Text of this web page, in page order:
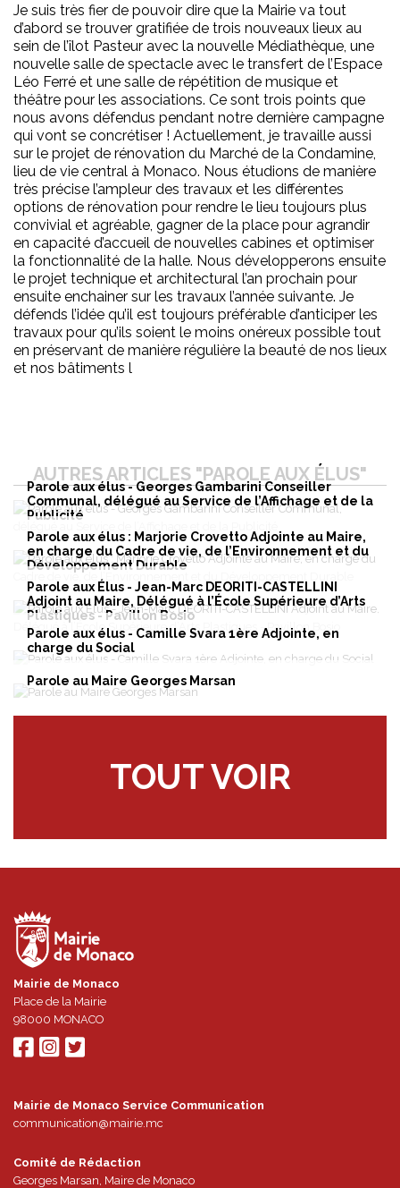
Je suis très fier de pouvoir dire que la Mairie va tout
d’abord se trouver gratifiée de trois nouveaux lieux au
sein de l’îlot Pasteur avec la nouvelle Médiathèque, une
nouvelle salle de spectacle avec le transfert de l’Espace
Léo Ferré et une salle de répétition de musique et
théâtre pour les associations. Ce sont trois points que
nous avons défendus pendant notre dernière campagne
qui vont se concrétiser ! Actuellement, je travaille aussi
sur le projet de rénovation du Marché de la Condamine,
lieu de vie central à Monaco. Nous étudions de manière
très précise l’ampleur des travaux et les différentes
options de rénovation pour rendre le lieu toujours plus
convivial et agréable, gagner de la place pour agrandir
en capacité d’accueil de nouvelles cabines et optimiser
la fonctionnalité de la halle. Nous développerons ensuite
le projet technique et architectural l’an prochain pour
ensuite enchainer sur les travaux l’année suivante. Je
défends l’idée qu’il est toujours préférable d’anticiper les
travaux pour qu’ils soient le moins onéreux possible tout
en préservant de manière régulière la beauté de nos lieux
et nos bâtiments l
AUTRES ARTICLES "PAROLE AUX ÉLUS"
Parole aux élus - Georges Gambarini Conseiller
Communal, délégué au Service de l’Affichage et de la
Publicité
Parole aux élus : Marjorie Crovetto Adjointe au Maire,
en charge du Cadre de vie, de l’Environnement et du
Développement Durable
Parole aux Élus - Jean-Marc DEORITI-CASTELLINI
Adjoint au Maire, Délégué à l’École Supérieure d’Arts
Plastiques - Pavillon Bosio
Parole aux élus - Camille Svara 1ère Adjointe, en
charge du Social
Parole au Maire Georges Marsan
TOUT VOIR
Mairie de Monaco
Place de la Mairie
98000 MONACO
Mairie de Monaco Service Communication
communication@mairie.mc
Comité de Rédaction
Georges Marsan, Maire de Monaco